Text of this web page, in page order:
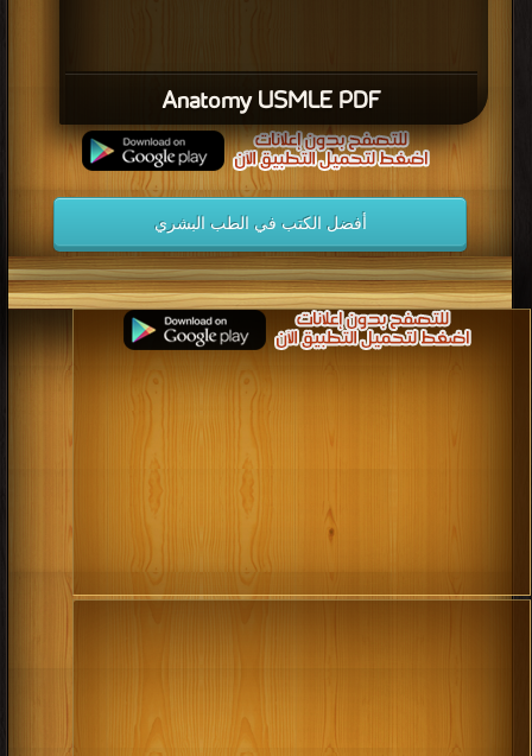
Anatomy USMLE PDF
أفضل الكتب في الطب البشري